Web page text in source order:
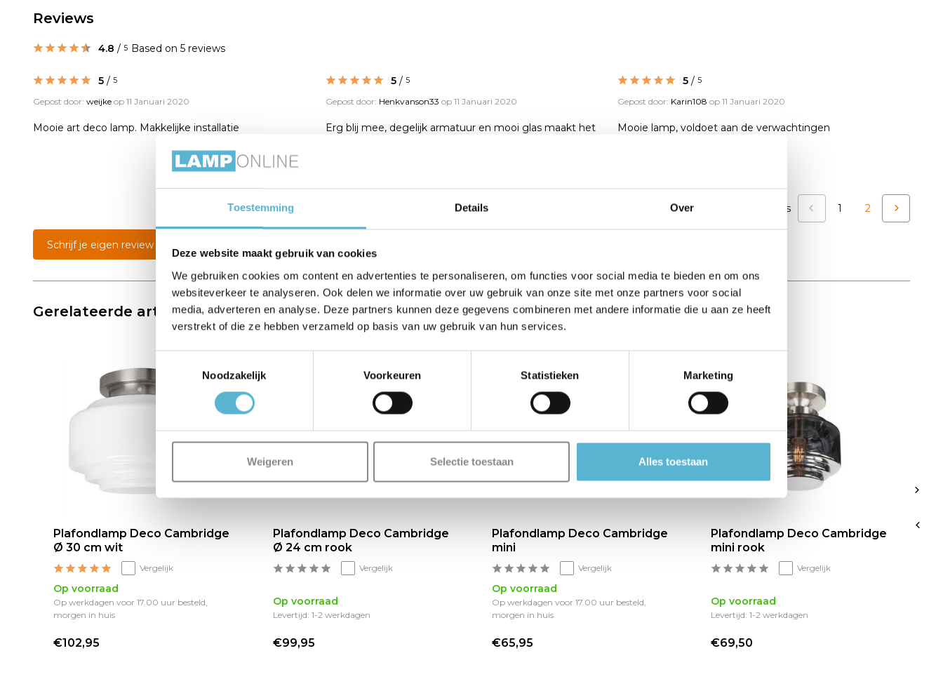
Toestemming Details Over
Deze website maakt gebruik van cookies
We gebruiken cookies om content en advertenties te personaliseren, om functies voor social media te bieden en om ons
websiteverkeer te analyseren. Ook delen we informatie over uw gebruik van onze site met onze partners voor social
media, adverteren en analyse. Deze partners kunnen deze gegevens combineren met andere informatie die u aan ze heeft
verstrekt of die ze hebben verzameld op basis van uw gebruik van hun services.
Noodzakelijk
Voorkeuren Statistieken Marketing
Weigeren Selectie toestaan Alles toestaan
Reviews
4.8 / 5 Based on 5 reviews
5 / 5
Gepost door: weijke op 11 Januari 2020
Mooie art deco lamp. Makkelijke installatie
5/ 5
Gepost door: Henkvanson33 op 11 Januari 2020
Erg blij mee, degelijk armatuur en mooi glas maakt het
5 /5
Gepost door: Karin108 op 11 Januari 2020
Mooie lamp, voldoet aan de verwachtingen
Toon reacties 1 2
Schrijf je eigen review
Gerelateerde artikelen:
Plafondlamp Deco Cambridge
Ø 30 cm wit
Vergelijk
Op voorraad
Op werkdagen voor 17.00 uur besteld,
morgen in huis
€102,95
Plafondlamp Deco Cambridge
Ø 24 cm rook
Vergelijk
Op voorraad
Levertijd: 1-2 werkdagen
€99,95
Plafondlamp Deco Cambridge
mini
Vergelijk
Op voorraad
Op werkdagen voor 17.00 uur besteld,
morgen in huis
€65,95
Plafondlamp Deco Cambridge
mini rook
Vergelijk
Op voorraad
Levertijd: 1-2 werkdagen
€69,50